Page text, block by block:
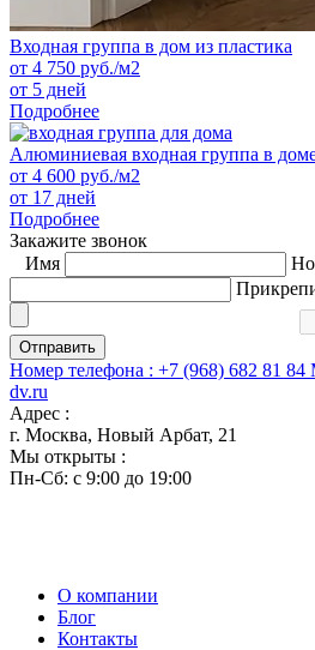
Входная группа в дом из пластика
от 4 750 руб./м2
от 5 дней
Подробнее
Алюминиевая входная группа в
от 4 600 руб./м2
от 17 дней
Подробнее
Закажите звонок
Имя
Отправить
Номер телефона : +7 (968) 682 81 84
dv.ru
Адрес :
г. Москва, Новый Арбат, 21
Мы открыты :
Пн-Сб: с 9:00 до 19:00
О компании
Блог
Контакты